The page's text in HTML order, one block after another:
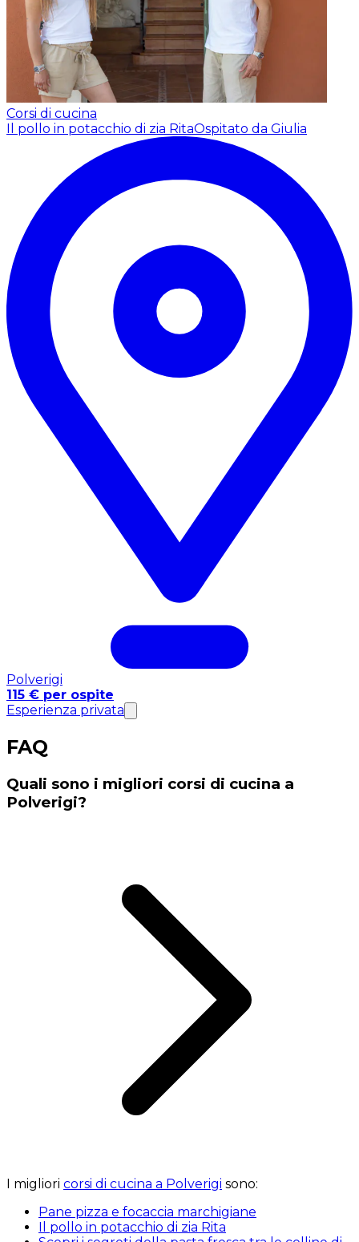
Corsi di cucina
Il pollo in potacchio di zia RitaOspitato da Giulia
Polverigi
115 € per ospite
Esperienza privata
FAQ
Quali sono i migliori corsi di cucina a
Polverigi?
I migliori corsi di cucina a Polverigi sono:
Pane pizza e focaccia marchigiane
Il pollo in potacchio di zia Rita